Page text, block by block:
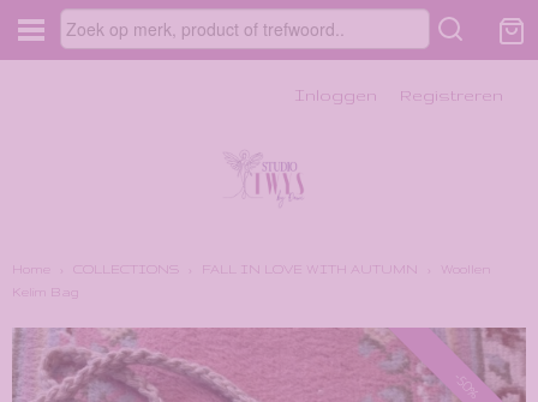
Inloggen Registreren
Home COLLECTIONS FALL IN LOVE WITH AUTUMN
Woollen
Kelim Bag
-50%